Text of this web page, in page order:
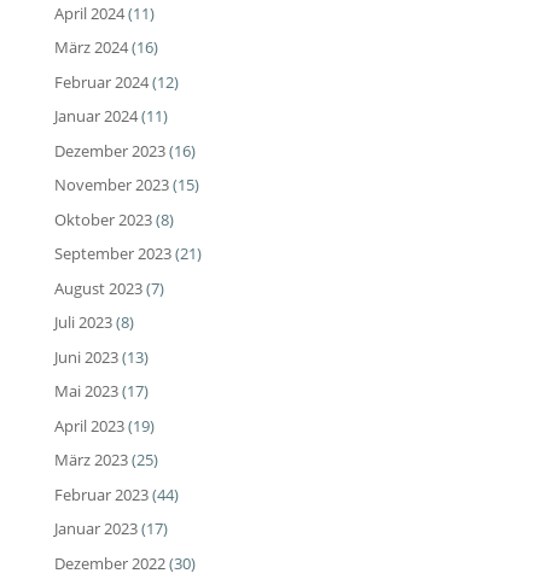
April 2024(11)
März 2024(16)
Februar 2024(12)
Januar 2024(11)
Dezember 2023(16)
November 2023(15)
Oktober 2023(8)
September 2023(21)
August 2023(7)
Juli 2023(8)
Juni 2023(13)
Mai 2023(17)
April 2023(19)
März 2023(25)
Februar 2023(44)
Januar 2023(17)
Dezember 2022(30)